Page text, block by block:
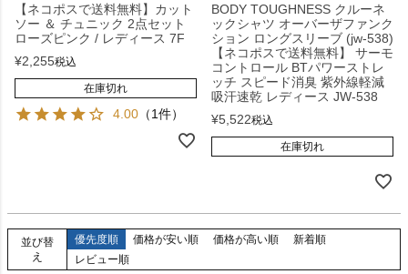
【ネコポスで送料無料】カット
ソー ＆ チュニック 2点セット
ローズピンク / レディース 7F
¥2,255税込
在庫切れ
4.00 （1件）
BODY TOUGHNESS クルーネ
ックシャツ オーバーザファンク
ション ロングスリーブ (jw-538)
【ネコポスで送料無料】 サーモ
コントロール BTパワーストレ
ッチ スピード消臭 紫外線軽減
吸汗速乾 レディース JW-538
¥5,522税込
在庫切れ
並び替
え
優先度順 価格が安い順 価格が高い順
新着順
レビュー順